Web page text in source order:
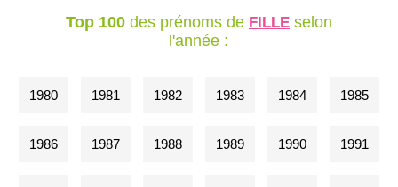
Top 100des prénoms de FILLEselon
l'année :
1980 1981 1982 1983 1984 1985
1986 1987 1988 1989 1990 1991